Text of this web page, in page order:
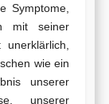
Symptome,
mit seiner
wie ein
unserer
unserer